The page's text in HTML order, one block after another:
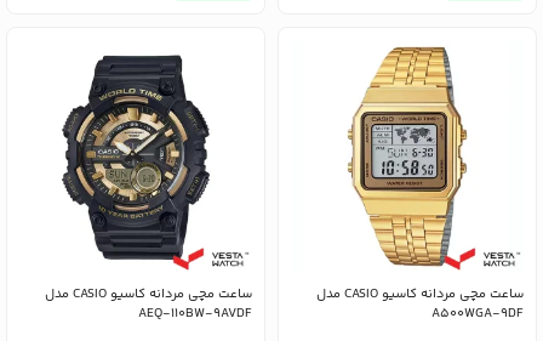
ساعت مچی مردانه کاسیو CASIO مدل
A500WGA-9DF
ساعت مچی مردانه کاسیو CASIO مدل
AEQ-110BW-9AVDF